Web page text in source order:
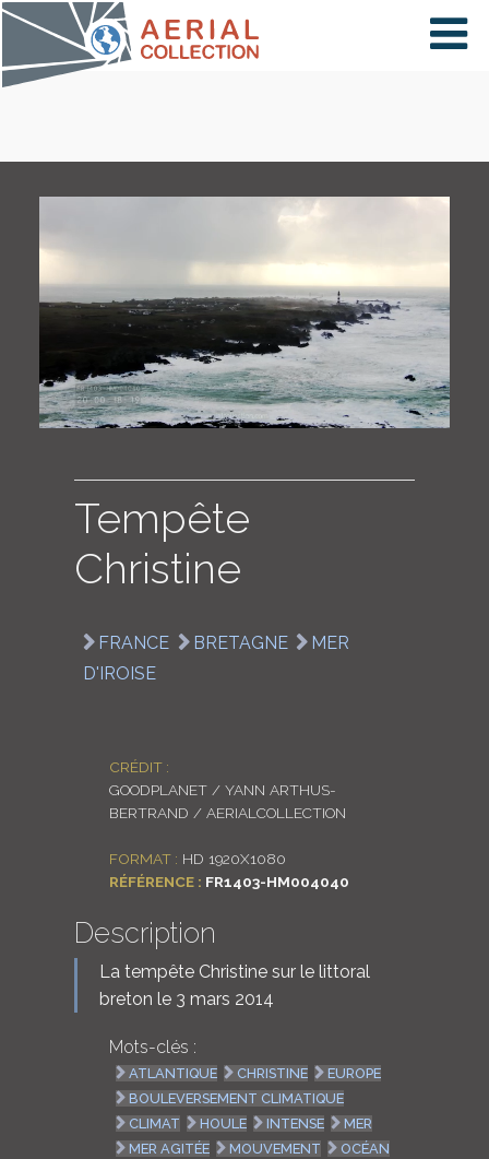
×
CARTE
COLLECTIONS
Tempête
Christine
FRANCE BRETAGNE
MER
D'IROISE
CRÉDIT :
GOODPLANET / YANN ARTHUS-
BERTRAND / AERIALCOLLECTION
FORMAT : HD 1920X1080
RÉFÉRENCE : FR1403-HM004040
Description
La tempête Christine sur le littoral
breton le 3 mars 2014
Mots-clés :
ATLANTIQUE CHRISTINE
EUROPE
BOULEVERSEMENT CLIMATIQUE
CLIMAT
HOULE INTENSE
MER
MER AGITÉE
MOUVEMENT
OCÉAN